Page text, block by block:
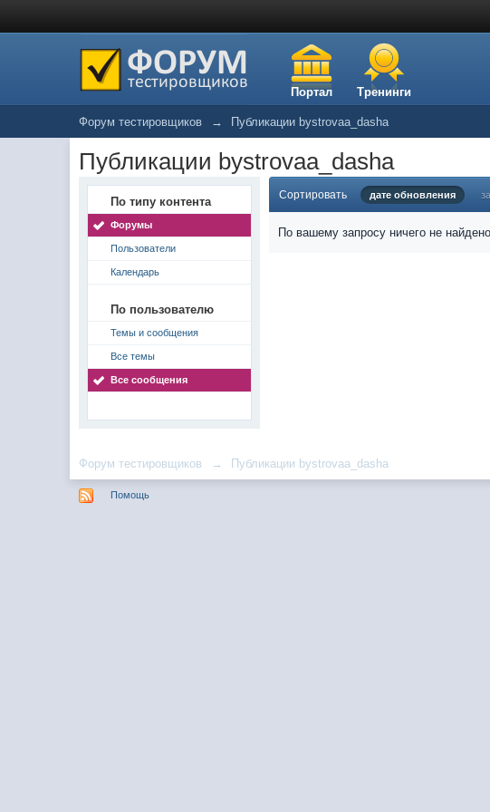
Портал Тренинги
Форум тестировщиков → Публикации bystrovaa_dasha
Публикации bystrovaa_dasha
По типу контента
Форумы
Пользователи
Календарь
По пользователю
Темы и сообщения
Все темы
Все сообщения
Сортировать дате обновления
По вашему запросу ничего не
Форум тестировщиков → Публикации bystrovaa_dasha
Помощь